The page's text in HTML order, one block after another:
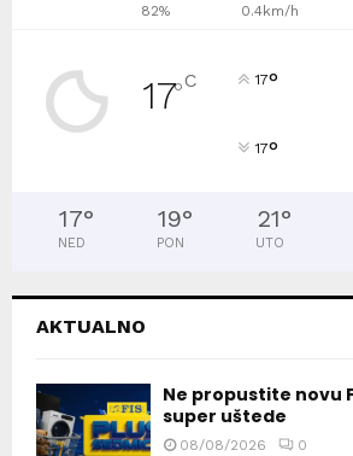
82% 0.4km/h
17°C 17°
17°
17°
NED
19°
PON
21°
UTO
AKTUALNO
Ne propustite novu
super uštede
08/08/2026 0